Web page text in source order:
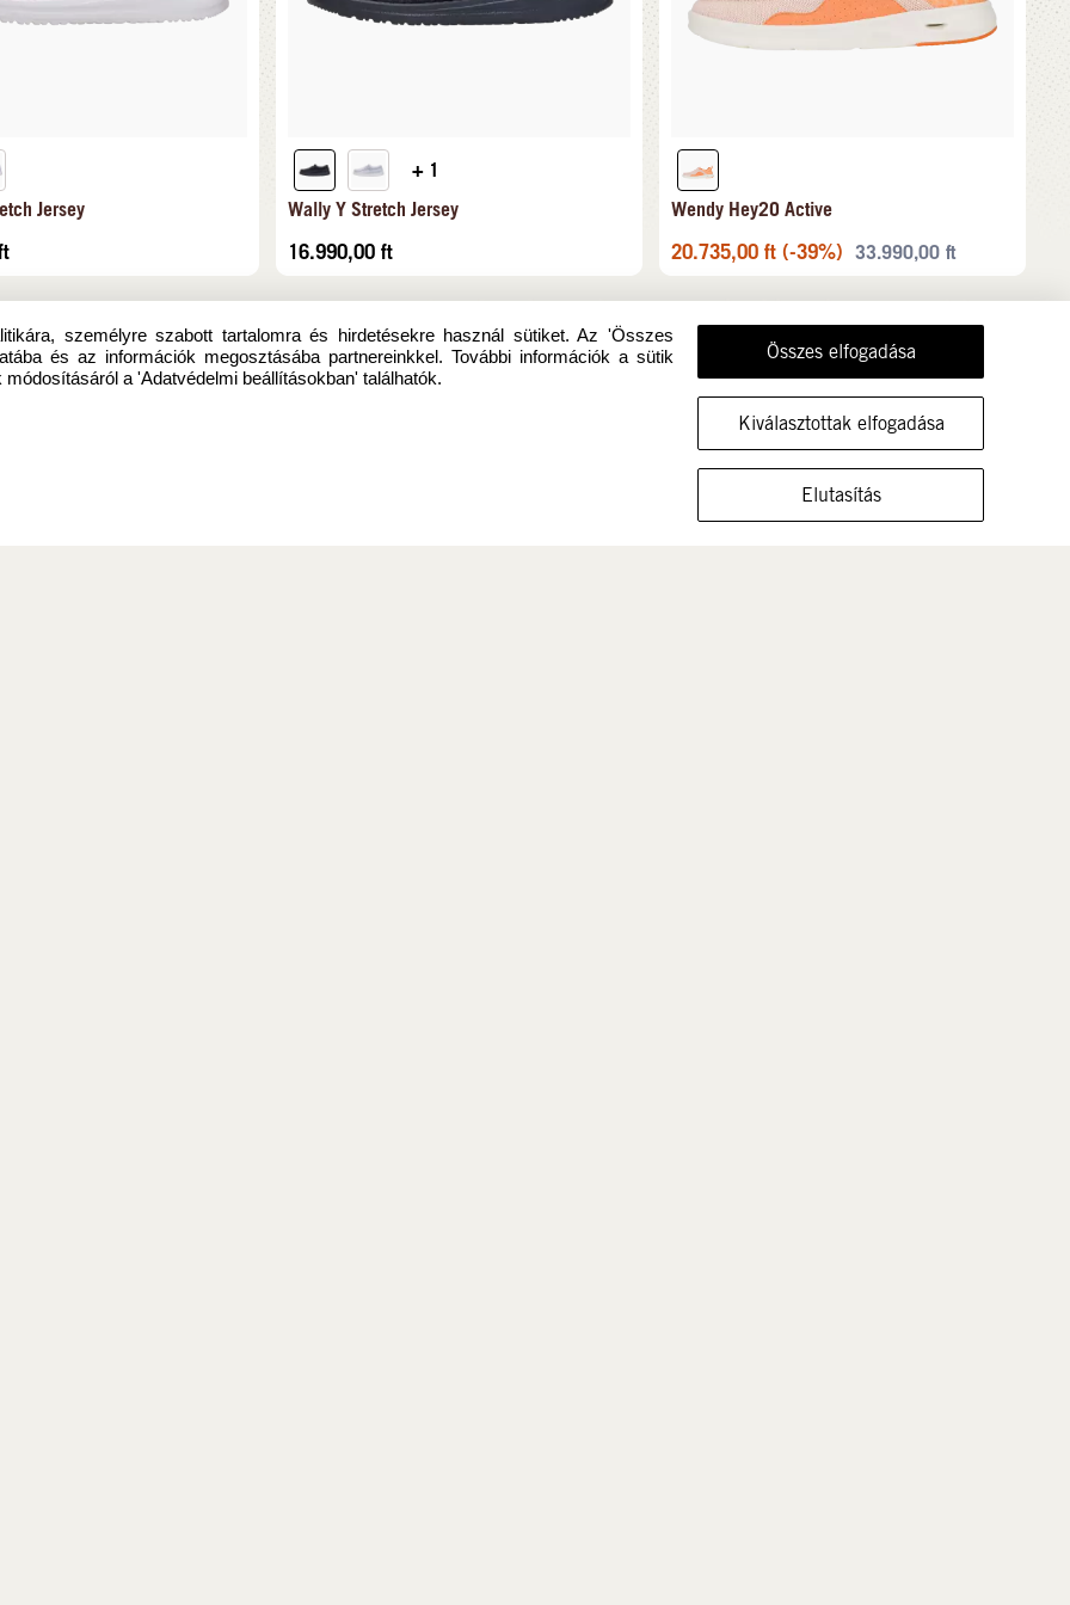
MUTASSA A CIPŐT EBBEN A MÉRETBEN
Jersey
+ 1
Wally Y Stretch Jersey
16.990,00 ft
Wendy Hey2O Active
20.735,00 ft (-39%) 33.990,00 ft
személyre szabott tartalomra és hirdetésekre használ sütiket. Az 'Összes
és az információk megosztásába partnereinkkel. További információk a sütik
a 'Adatvédelmi beállításokban' találhatók.
Összes elfogadása
Kiválasztottak elfogadása
Elutasítás